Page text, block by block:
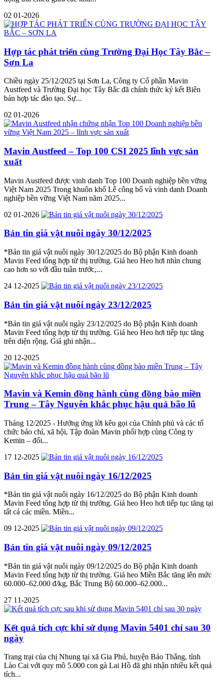
02 01-2026
Hợp tác phát triển cùng Trường Đại Học Tây Bắc –
Sơn La
Chiều ngày 25/12/2025 tại Sơn La, Công ty Cổ phần Mavin
Austfeed và Trường Đại học Tây Bắc đã chính thức ký kết Biên
bản hợp tác đào tạo. Sự...
02 01-2026
Mavin Austfeed – Top 100 CSI 2025 lĩnh vực sản
xuất
Mavin Austfeed được vinh danh Top 100 Doanh nghiệp bền vững
Việt Nam 2025 Trong khuôn khổ Lễ công bố và vinh danh Doanh
nghiệp bền vững Việt Nam năm 2025...
02 01-2026
Bản tin giá vật nuôi ngày 30/12/2025
*Bản tin giá vật nuôi ngày 30/12/2025 do Bộ phận Kinh doanh
Mavin Feed tổng hợp từ thị trường. Giá heo Heo hơi nhìn chung
cao hơn so với đầu tuần trước,...
24 12-2025
Bản tin giá vật nuôi ngày 23/12/2025
*Bản tin giá vật nuôi ngày 23/12/2025 do Bộ phận Kinh doanh
Mavin Feed tổng hợp từ thị trường. Giá heo Heo hơi tiếp tục tăng
trên diện rộng. Giá ghi nhận...
20 12-2025
Mavin và Kemin đồng hành cùng đồng bào miền
Trung – Tây Nguyên khắc phục hậu quả bão lũ
Tháng 12/2025 - Hưởng ứng lời kêu gọi của Chính phủ và các tổ
chức báo chí, xã hội, Tập đoàn Mavin phối hợp cùng Công ty
Kemin – đối...
17 12-2025
Bản tin giá vật nuôi ngày 16/12/2025
*Bản tin giá vật nuôi ngày 16/12/2025 do Bộ phận Kinh doanh
Mavin Feed tổng hợp từ thị trường. Giá heo Heo hơi tiếp tục tăng tại
tất cả các miền. Miền...
09 12-2025
Bản tin giá vật nuôi ngày 09/12/2025
*Bản tin giá vật nuôi ngày 09/12/2025 do Bộ phận Kinh doanh
Mavin Feed tổng hợp từ thị trường. Giá heo Miền Bắc tăng lên mức
60.000–62.000 đ/kg, Bắc Trung Bộ 60.000–62.000...
27 11-2025
Kết quả tích cực khi sử dụng Mavin 5401 chỉ sau 30
ngày
Trang trại của chị Nhung tại xã Gia Phú, huyện Bảo Thắng, tỉnh
Lào Cai với quy mô 5.000 con gà Lai Hồ đã ghi nhận nhiều kết quả
tích...